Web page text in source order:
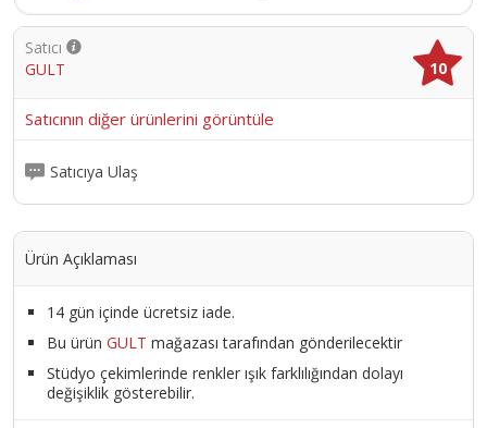
Satıcı
GULT
10
Satıcının diğer ürünlerini görüntüle
Satıcıya Ulaş
Ürün Açıklaması
14 gün içinde ücretsiz iade.
Bu ürün GULT mağazası tarafından gönderilecektir
Stüdyo çekimlerinde renkler ışık farklılığından dolayı
değişiklik gösterebilir.